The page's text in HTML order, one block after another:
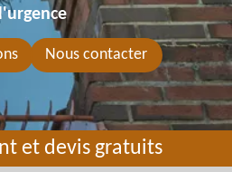
Nous contacter
et devis gratuits